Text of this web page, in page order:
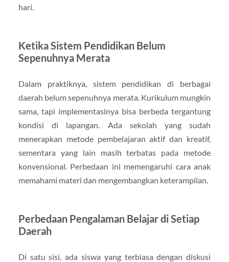
hari.
Ketika Sistem Pendidikan Belum
Sepenuhnya Merata
Dalam praktiknya, sistem pendidikan di berbagai
daerah belum sepenuhnya merata. Kurikulum mungkin
sama, tapi implementasinya bisa berbeda tergantung
kondisi di lapangan. Ada sekolah yang sudah
menerapkan metode pembelajaran aktif dan kreatif,
sementara yang lain masih terbatas pada metode
konvensional. Perbedaan ini memengaruhi cara anak
memahami materi dan mengembangkan keterampilan.
Perbedaan Pengalaman Belajar di Setiap
Daerah
Di satu sisi, ada siswa yang terbiasa dengan diskusi